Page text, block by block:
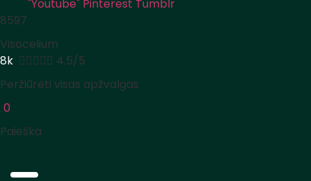
"Youtube" Pinterest Tumblr
8597
Visocelium
8k  4.5/5
Peržiūrėti visas apžvalgas
0
Paieška